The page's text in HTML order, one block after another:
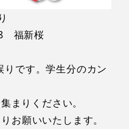
福新桜
です。学生分のカン
まりください。
お願いいたします。